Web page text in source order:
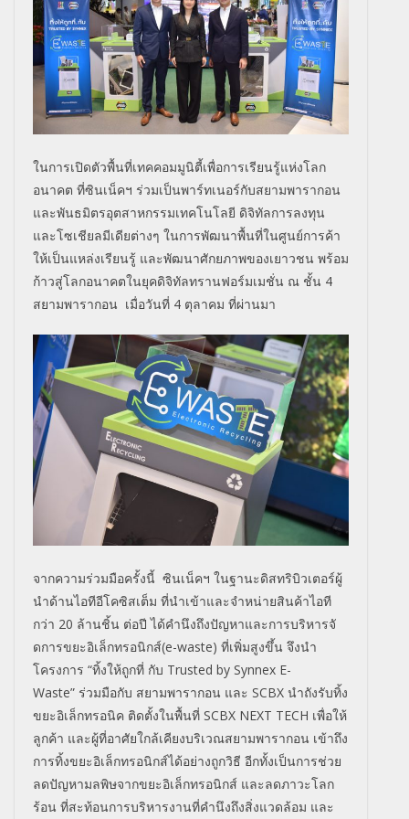
ในการเปิดตัวพื้นที่เทคคอมมูนิตี้เพื่อการเรียนรู้แห่งโลก
อนาคต ที่ซินเน็คฯ ร่วมเป็นพาร์ทเนอร์กับสยามพารากอน
และพันธมิตรอุตสาหกรรมเทคโนโลยี ดิจิทัลการลงทุน
และโซเชียลมีเดียต่างๆ ในการพัฒนาพื้นที่ในศูนย์การค้า
ให้เป็นแหล่งเรียนรู้ และพัฒนาศักยภาพของเยาวชน พร้อม
ก้าวสู่โลกอนาคตในยุคดิจิทัลทรานฟอร์มเมชั่น ณ ชั้น 4
สยามพารากอน เมื่อวันที่ 4 ตุลาคม ที่ผ่านมา
จากความร่วมมือครั้งนี้ ซินเน็คฯ ในฐานะดิสทริบิวเตอร์ผู้
นำด้านไอทีอีโคซิสเต็ม ที่นำเข้าและจำหน่ายสินค้าไอที
กว่า 20 ล้านชิ้น ต่อปี ได้คำนึงถึงปัญหาและการบริหารจั
ดการขยะอิเล็กทรอนิกส์(e-waste) ที่เพิ่มสูงขึ้น จึงนำ
โครงการ “ทิ้งให้ถูกที่ กับ Trusted by Synnex E-
Waste” ร่วมมือกับ สยามพารากอน และ SCBX นำถังรับทิ้ง
ขยะอิเล็กทรอนิค ติดตั้งในพื้นที่ SCBX NEXT TECH เพื่อให้
ลูกค้า และผู้ที่อาศัยใกล้เคียงบริเวณสยามพารากอน เข้าถึง
การทิ้งขยะอิเล็กทรอนิกส์ได้อย่างถูกวิธี อีกทั้งเป็นการช่วย
ลดปัญหามลพิษจากขยะอิเล็กทรอนิกส์ และลดภาวะโลก
ร้อน ที่สะท้อนการบริหารงานที่คำนึงถึงสิ่งแวดล้อม และ